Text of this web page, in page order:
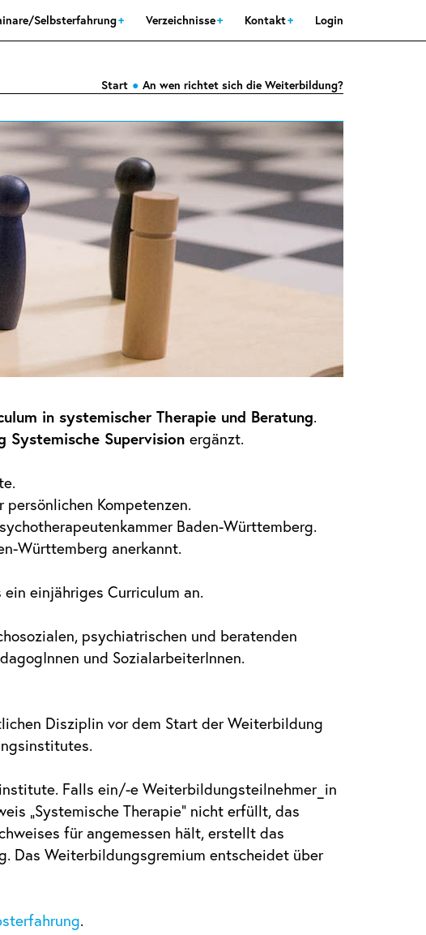
Selbsterfahrung Verzeichnisse Kontakt Login
Start An wen richtet sich die Weiterbildung?
in systemischer Therapie und Beratung.
Systemische Supervision ergänzt.
Kompetenzen.
Baden-Württemberg.
Württemberg anerkannt.
ein einjähriges Curriculum an.
psychiatrischen und beratenden
und SozialarbeiterInnen.
Disziplin vor dem Start der Weiterbildung
Falls ein/-e Weiterbildungsteilnehmer_in
„Systemische Therapie“ nicht erfüllt, das
für angemessen hält, erstellt das
Das Weiterbildungsgremium entscheidet über
.